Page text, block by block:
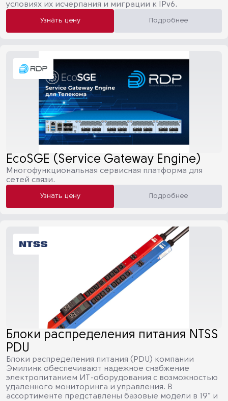
условиях их исчерпания и миграции к IPv6.
Узнать цену Подробнее
EcoSGE (Service Gateway Engine)
Многофункциональная сервисная платформа для
сетей связи.
Узнать цену Подробнее
Блоки распределения питания NTSS
PDU
Блоки распределения питания (PDU) компании
Эмилинк обеспечивают надежное снабжение
электропитанием ИТ-оборудования с возможностью
удаленного мониторинга и управления. В
ассортименте представлены базовые модели в 19” и